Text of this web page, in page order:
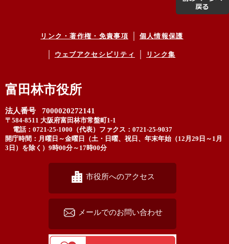
リンク・著作権・免責事項 個人情報保護
ウェブアクセシビリティ リンク集
富田林市役所
法人番号 7000020272141
〒584-8511 大阪府富田林市常盤町1-1
電話：0721-25-1000（代表） ファクス：0721-25-9037
開庁時間：月曜日～金曜日（土・日曜、祝日、年末年始（12月29日～1月
3日）を除く）9時00分～17時00分
市役所へのアクセス
メールでのお問い合わせ